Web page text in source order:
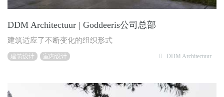
DDM Architectuur | Goddeeris公司总部
建筑适应了不断变化的组织形式
建筑设计 室内设计 DDM Architectuur